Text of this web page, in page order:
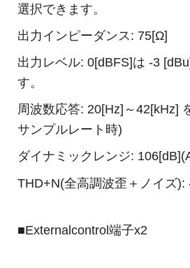
選択できます。
出力インピーダンス: 75[Ω]
出力レベル: 0[dBFS]は -3
す。
周波数応答: 20[Hz]～42[kHz]
サンプルレート時)
ダイナミックレンジ:
THD+N(全高調波歪＋ノイズ):
■Externalcontrol端子x2